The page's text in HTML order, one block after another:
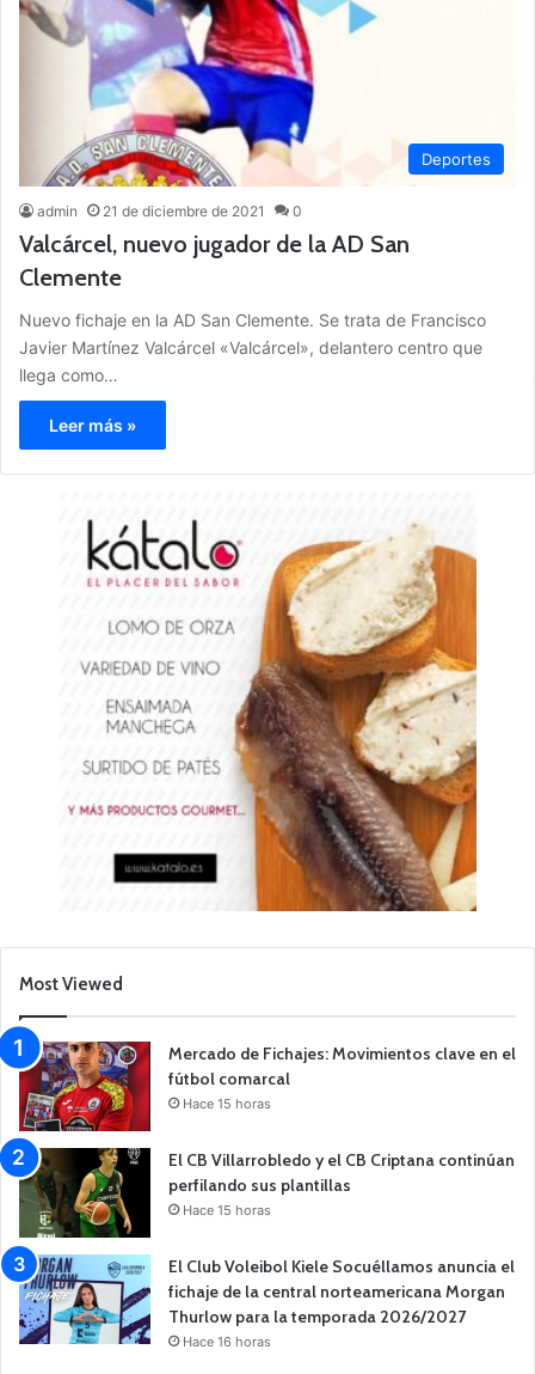
Deportes
admin 21 de diciembre de 2021 0
Valcárcel, nuevo jugador de la AD San
Clemente
Nuevo fichaje en la AD San Clemente. Se trata de Francisco
Javier Martínez Valcárcel «Valcárcel», delantero centro que
llega como…
Leer más »
Most Viewed
Mercado de Fichajes: Movimientos clave en el
fútbol comarcal
Hace 15 horas
El CB Villarrobledo y el CB Criptana continúan
perfilando sus plantillas
Hace 15 horas
El Club Voleibol Kiele Socuéllamos anuncia el
fichaje de la central norteamericana Morgan
Thurlow para la temporada 2026/2027
Hace 16 horas